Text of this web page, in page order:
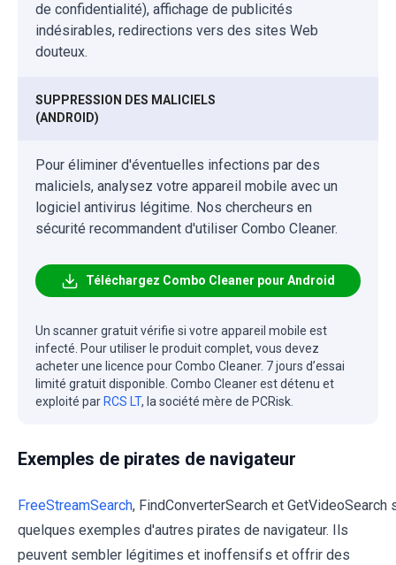
de confidentialité), affichage de publicités
indésirables, redirections vers des sites Web
douteux.
SUPPRESSION DES MALICIELS
(ANDROID)
Pour éliminer d'éventuelles infections par des
maliciels, analysez votre appareil mobile avec un
logiciel antivirus légitime. Nos chercheurs en
sécurité recommandent d'utiliser Combo Cleaner.
Téléchargez Combo Cleaner pour Android
Un scanner gratuit vérifie si votre appareil mobile est
infecté. Pour utiliser le produit complet, vous devez
acheter une licence pour Combo Cleaner. 7 jours d’essai
limité gratuit disponible. Combo Cleaner est détenu et
exploité par RCS LT, la société mère de PCRisk.
Exemples de pirates de navigateur
FreeStreamSearch, FindConverterSearch et GetVideoSearch
quelques exemples d'autres pirates de navigateur. Ils
peuvent sembler légitimes et inoffensifs et offrir des